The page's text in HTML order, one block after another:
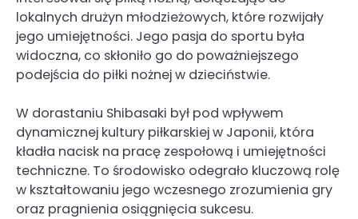
lokalnych drużyn młodzieżowych, które rozwijały
jego umiejętności. Jego pasja do sportu była
widoczna, co skłoniło go do poważniejszego
podejścia do piłki nożnej w dzieciństwie.
W dorastaniu Shibasaki był pod wpływem
dynamicznej kultury piłkarskiej w Japonii, która
kładła nacisk na pracę zespołową i umiejętności
techniczne. To środowisko odegrało kluczową rolę
w kształtowaniu jego wczesnego zrozumienia gry
oraz pragnienia osiągnięcia sukcesu.